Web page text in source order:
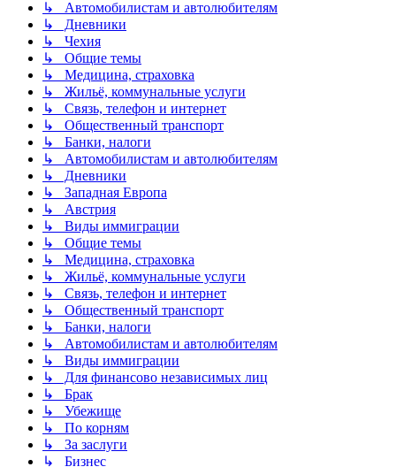
↳ Автомобилистам и автолюбителям
↳ Дневники
↳ Чехия
↳ Общие темы
↳ Медицина, страховка
↳ Жильё, коммунальные услуги
↳ Связь, телефон и интернет
↳ Общественный транспорт
↳ Банки, налоги
↳ Автомобилистам и автолюбителям
↳ Дневники
↳ Западная Европа
↳ Австрия
↳ Виды иммиграции
↳ Общие темы
↳ Медицина, страховка
↳ Жильё, коммунальные услуги
↳ Связь, телефон и интернет
↳ Общественный транспорт
↳ Банки, налоги
↳ Автомобилистам и автолюбителям
↳ Виды иммиграции
↳ Для финансово независимых лиц
↳ Брак
↳ Убежище
↳ По корням
↳ За заслуги
↳ Бизнес